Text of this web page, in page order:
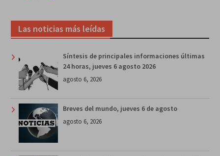
Las noticias más leídas
Síntesis de principales informaciones últimas
24 horas, jueves 6 agosto 2026
agosto 6, 2026
Breves del mundo, jueves 6 de agosto
agosto 6, 2026